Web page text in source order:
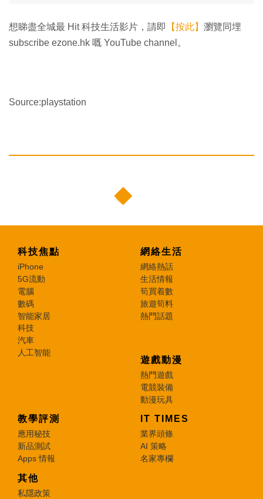
想睇盡全城最 Hit 科技生活影片，請即 【按此】 瀏覽同埋
subscribe ezone.hk 嘅 YouTube channel。
Source:playstation
科技焦點
iPhone
5G流動
電腦
數碼
智能家居
科技
汽車
人工智能
網絡生活
網絡熱話
生活情報
筍買着數
旅遊筍料
熱門話題
遊戲動漫
熱門遊戲
電競裝備
動漫玩具
教學評測
應用秘技
新品測試
Apps 情報
IT TIMES
業界頭條
AI 策略
名家專欄
其他
私隱政策